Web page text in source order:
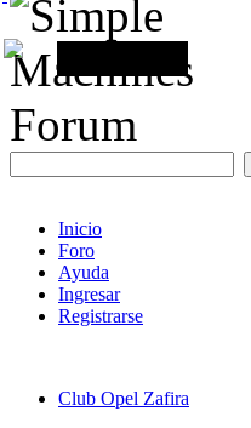
Inicio
Foro
Ayuda
Ingresar
Registrarse
Club Opel Zafira